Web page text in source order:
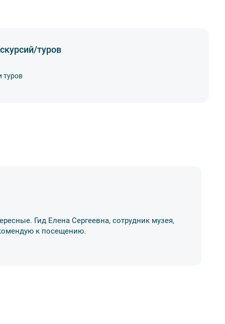
туров
туров
Гид Елена Сергеевна, сотрудник музея,
к посещению.